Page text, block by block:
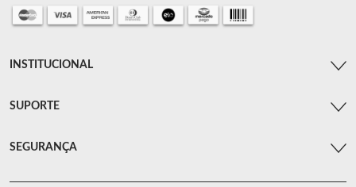
INSTITUCIONAL
SUPORTE
SEGURANÇA